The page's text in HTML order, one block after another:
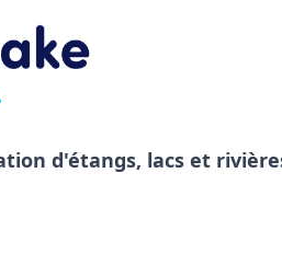
d'étangs, lacs et